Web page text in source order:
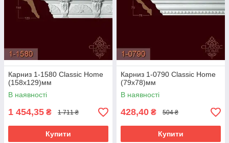
Карниз 1-1580 Classic Home
(158x129)мм
В наявності
1 454,35 ₴ 1 711 ₴
Купити
Карниз 1-0790 Classic Home
(79x78)мм
В наявності
428,40 ₴ 504 ₴
Купити